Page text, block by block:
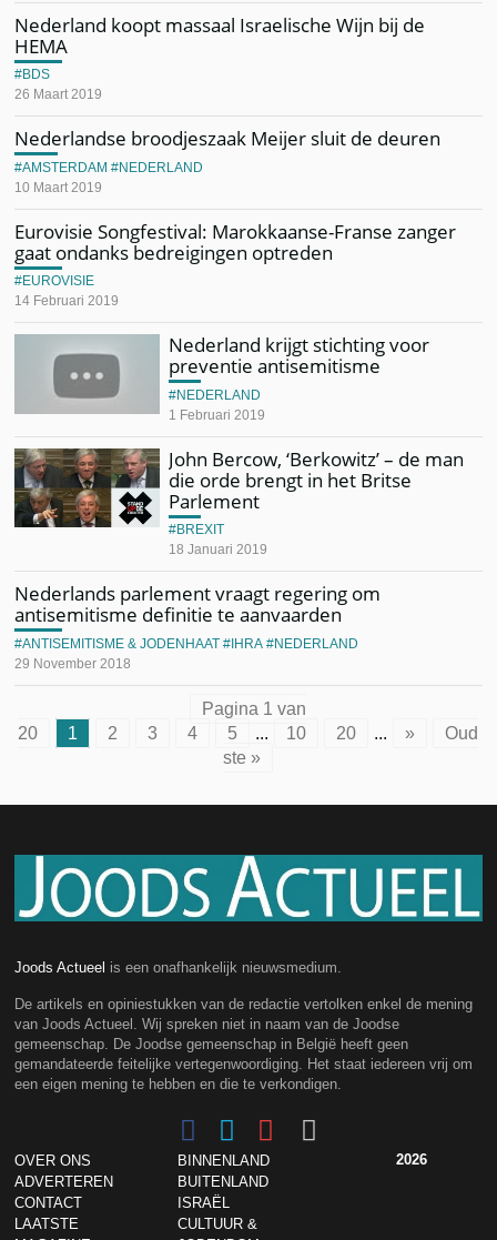
Nederland koopt massaal Israelische Wijn bij de
HEMA
26 Maart 2019
BDS
Nederlandse broodjeszaak Meijer sluit de deuren
10 Maart 2019
AMSTERDAM NEDERLAND
Eurovisie Songfestival: Marokkaanse-Franse zanger
gaat ondanks bedreigingen optreden
14 Februari 2019
EUROVISIE
Nederland krijgt stichting voor
preventie antisemitisme
1 Februari 2019
NEDERLAND
John Bercow, ‘Berkowitz’ – de man
die orde brengt in het Britse
Parlement
18 Januari 2019
BREXIT
Nederlands parlement vraagt regering om
antisemitisme definitie te aanvaarden
29 November 2018
ANTISEMITISME & JODENHAAT IHRA NEDERLAND
Pagina 1 van
20
1 2 3 4 5 ... 10 20 ... »
Oud
ste »
Joods Actueel is een onafhankelijk nieuwsmedium.
De artikels en opiniestukken van de redactie vertolken enkel de mening
van Joods Actueel. Wij spreken niet in naam van de Joodse
gemeenschap. De Joodse gemeenschap in België heeft geen
gemandateerde feitelijke vertegenwoordiging. Het staat iedereen vrij om
een eigen mening te hebben en die te verkondigen.
OVER ONS
ADVERTEREN
CONTACT
LAATSTE
BINNENLAND
BUITENLAND
ISRAËL
CULTUUR &
2026